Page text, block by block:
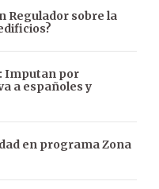
Regulador sobre la
Imputan por
a españoles y
en programa Zona